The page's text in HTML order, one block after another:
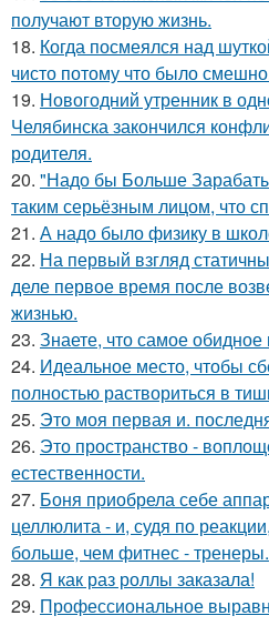
получают вторую жизнь.
18. Когда посмеялся над
чисто потому что было
19. Новогодний утренник в
Челябинска закончился
родителя.
20. "Надо бы Больше
таким серьёзным лицом, что
21. А надо было физику в
22. На первый взгляд
деле первое время после
жизнью.
23. Знаете, что самое обидное
24. Идеальное место, чтобы
полностью раствориться в
25. Это моя первая и.
26. Это пространство -
естественности.
27. Боня приобрела себе
целлюлита - и, судя по
больше, чем фитнес - тренеры.
28. Я как раз роллы заказала!
29. Профессиональное